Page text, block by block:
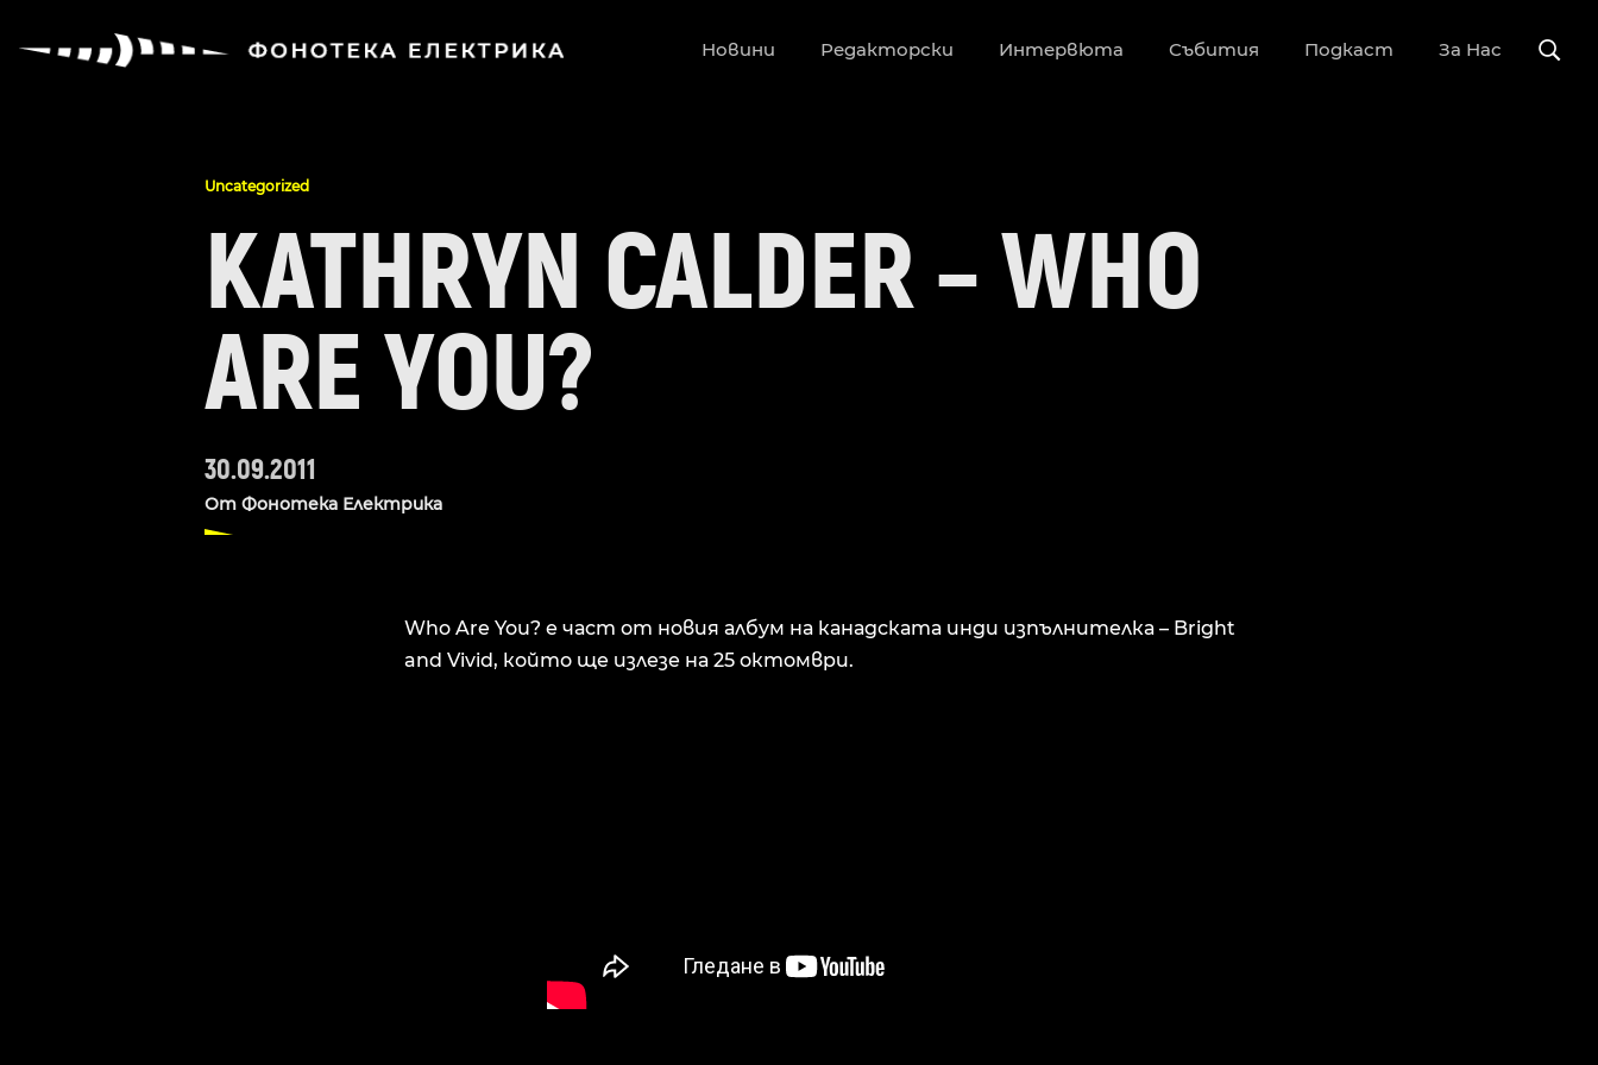
Новини Редакторски Интервюта Събития Подкаст За Нас
Uncategorized
KATHRYN CALDER – WHO
ARE YOU?
30.09.2011
От Фонотека Електрика
Who Are You? е част от новия албум на канадската инди изпълнителка – Bright
and Vivid, който ще излезе на 25 октомври.